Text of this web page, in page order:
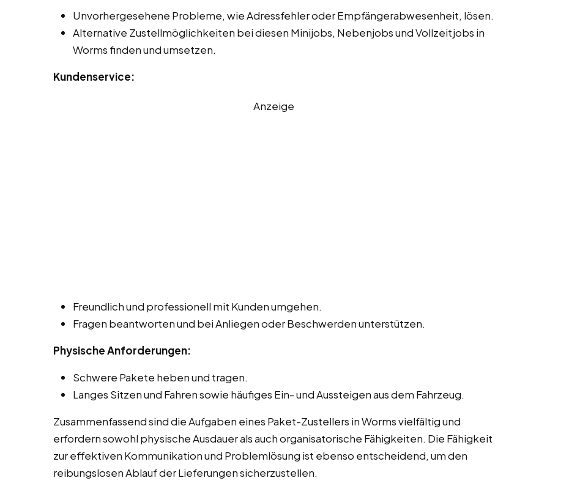
Unvorhergesehene Probleme, wie Adressfehler oder Empfängerabwesenheit, lösen.
Alternative Zustellmöglichkeiten bei diesen Minijobs, Nebenjobs und Vollzeitjobs in
Worms finden und umsetzen.
Kundenservice:
Anzeige
Freundlich und professionell mit Kunden umgehen.
Fragen beantworten und bei Anliegen oder Beschwerden unterstützen.
Physische Anforderungen:
Schwere Pakete heben und tragen.
Langes Sitzen und Fahren sowie häufiges Ein- und Aussteigen aus dem Fahrzeug.
Zusammenfassend sind die Aufgaben eines Paket-Zustellers in Worms vielfältig und
erfordern sowohl physische Ausdauer als auch organisatorische Fähigkeiten. Die Fähigkeit
zur effektiven Kommunikation und Problemlösung ist ebenso entscheidend, um den
reibungslosen Ablauf der Lieferungen sicherzustellen.